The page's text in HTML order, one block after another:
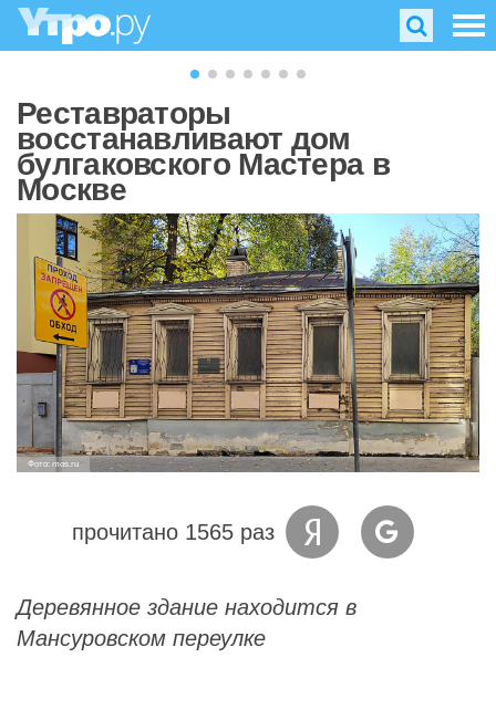
Реставраторы
восстанавливают дом
булгаковского Мастера в
Москве
Фото: mos.ru
прочитано 1565 раз
Деревянное здание находится в
Мансуровском переулке